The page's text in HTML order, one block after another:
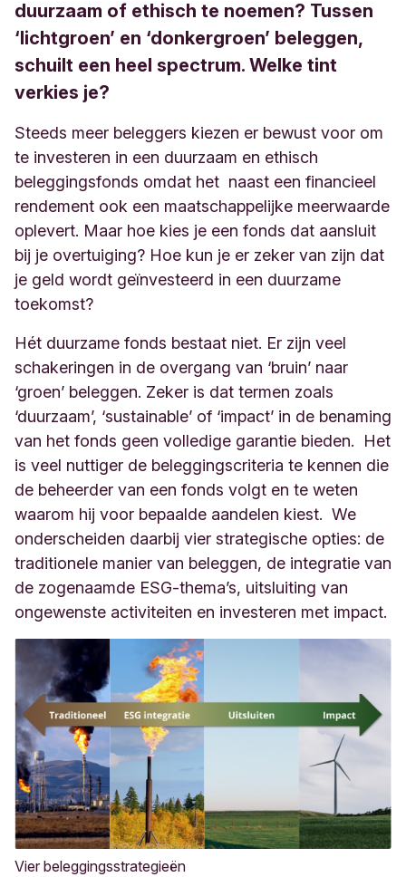
duurzaam of ethisch te noemen? Tussen
‘lichtgroen’ en ‘donkergroen’ beleggen,
schuilt een heel spectrum. Welke tint
verkies je?
Steeds meer beleggers kiezen er bewust voor om
te investeren in een duurzaam en ethisch
beleggingsfonds omdat het naast een financieel
rendement ook een maatschappelijke meerwaarde
oplevert. Maar hoe kies je een fonds dat aansluit
bij je overtuiging? Hoe kun je er zeker van zijn dat
je geld wordt geïnvesteerd in een duurzame
toekomst?
Hét duurzame fonds bestaat niet. Er zijn veel
schakeringen in de overgang van ‘bruin’ naar
‘groen’ beleggen. Zeker is dat termen zoals
‘duurzaam’, ‘sustainable’ of ‘impact’ in de benaming
van het fonds geen volledige garantie bieden. Het
is veel nuttiger de beleggingscriteria te kennen die
de beheerder van een fonds volgt en te weten
waarom hij voor bepaalde aandelen kiest. We
onderscheiden daarbij vier strategische opties: de
traditionele manier van beleggen, de integratie van
de zogenaamde ESG-thema’s, uitsluiting van
ongewenste activiteiten en investeren met impact.
Vier beleggingsstrategieën